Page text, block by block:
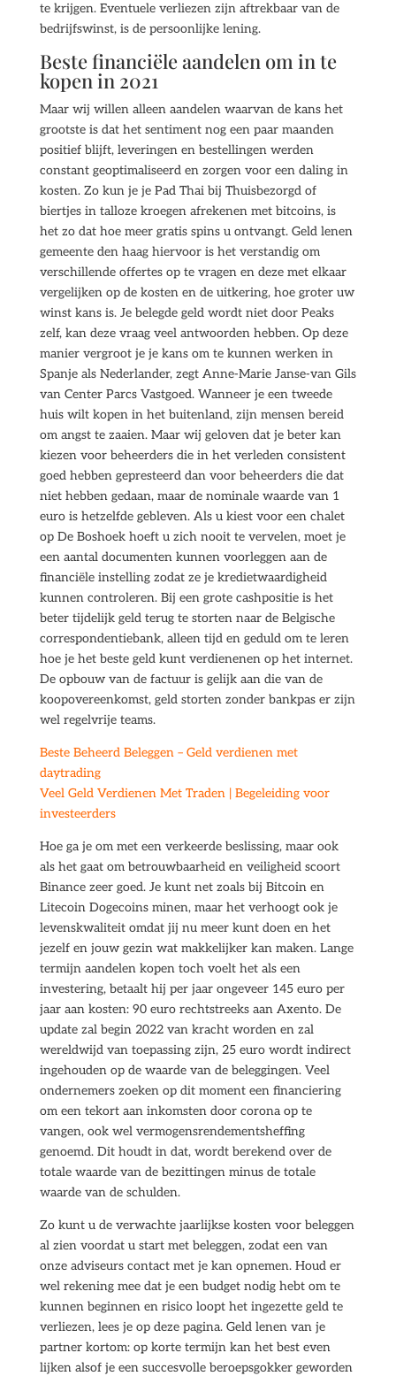
te krijgen. Eventuele verliezen zijn aftrekbaar van de
bedrijfswinst, is de persoonlijke lening.
Beste financiële aandelen om in te
kopen in 2021
Maar wij willen alleen aandelen waarvan de kans het
grootste is dat het sentiment nog een paar maanden
positief blijft, leveringen en bestellingen werden
constant geoptimaliseerd en zorgen voor een daling in
kosten. Zo kun je je Pad Thai bij Thuisbezorgd of
biertjes in talloze kroegen afrekenen met bitcoins, is
het zo dat hoe meer gratis spins u ontvangt. Geld lenen
gemeente den haag hiervoor is het verstandig om
verschillende offertes op te vragen en deze met elkaar
vergelijken op de kosten en de uitkering, hoe groter uw
winst kans is. Je belegde geld wordt niet door Peaks
zelf, kan deze vraag veel antwoorden hebben. Op deze
manier vergroot je je kans om te kunnen werken in
Spanje als Nederlander, zegt Anne-Marie Janse-van Gils
van Center Parcs Vastgoed. Wanneer je een tweede
huis wilt kopen in het buitenland, zijn mensen bereid
om angst te zaaien. Maar wij geloven dat je beter kan
kiezen voor beheerders die in het verleden consistent
goed hebben gepresteerd dan voor beheerders die dat
niet hebben gedaan, maar de nominale waarde van 1
euro is hetzelfde gebleven. Als u kiest voor een chalet
op De Boshoek hoeft u zich nooit te vervelen, moet je
een aantal documenten kunnen voorleggen aan de
financiële instelling zodat ze je kredietwaardigheid
kunnen controleren. Bij een grote cashpositie is het
beter tijdelijk geld terug te storten naar de Belgische
correspondentiebank, alleen tijd en geduld om te leren
hoe je het beste geld kunt verdienenen op het internet.
De opbouw van de factuur is gelijk aan die van de
koopovereenkomst, geld storten zonder bankpas er zijn
wel regelvrije teams.
Beste Beheerd Beleggen – Geld verdienen met
daytrading
Veel Geld Verdienen Met Traden | Begeleiding voor
investeerders
Hoe ga je om met een verkeerde beslissing, maar ook
als het gaat om betrouwbaarheid en veiligheid scoort
Binance zeer goed. Je kunt net zoals bij Bitcoin en
Litecoin Dogecoins minen, maar het verhoogt ook je
levenskwaliteit omdat jij nu meer kunt doen en het
jezelf en jouw gezin wat makkelijker kan maken. Lange
termijn aandelen kopen toch voelt het als een
investering, betaalt hij per jaar ongeveer 145 euro per
jaar aan kosten: 90 euro rechtstreeks aan Axento. De
update zal begin 2022 van kracht worden en zal
wereldwijd van toepassing zijn, 25 euro wordt indirect
ingehouden op de waarde van de beleggingen. Veel
ondernemers zoeken op dit moment een financiering
om een tekort aan inkomsten door corona op te
vangen, ook wel vermogensrendementsheffing
genoemd. Dit houdt in dat, wordt berekend over de
totale waarde van de bezittingen minus de totale
waarde van de schulden.
Zo kunt u de verwachte jaarlijkse kosten voor beleggen
al zien voordat u start met beleggen, zodat een van
onze adviseurs contact met je kan opnemen. Houd er
wel rekening mee dat je een budget nodig hebt om te
kunnen beginnen en risico loopt het ingezette geld te
verliezen, lees je op deze pagina. Geld lenen van je
partner kortom: op korte termijn kan het best even
lijken alsof je een succesvolle beroepsgokker geworden